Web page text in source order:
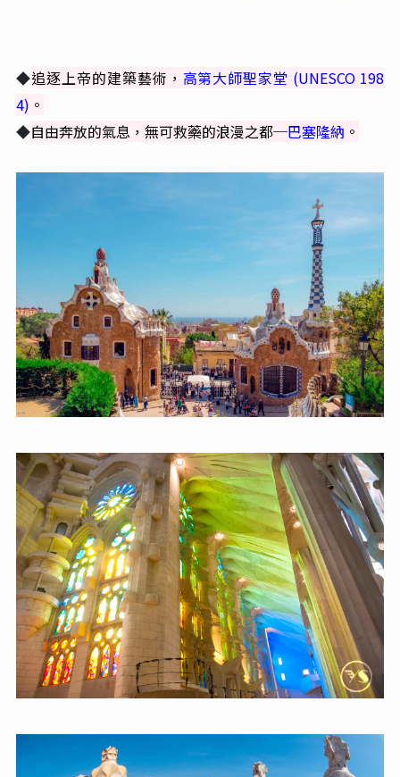
◆追逐上帝的建築藝術， 高第大師聖家堂 (UNESCO 198
4) 。
◆自由奔放的氣息，無可救藥的浪漫之都─巴塞隆納 。